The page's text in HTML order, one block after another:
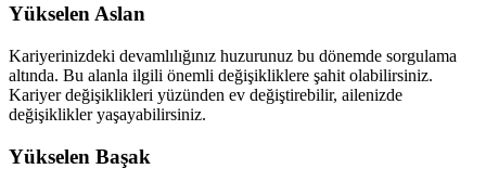
Yükselen Aslan
Kariyerinizdeki devamlılığınız huzurunuz bu dönemde sorgulama
altında. Bu alanla ilgili önemli değişikliklere şahit olabilirsiniz.
Kariyer değişiklikleri yüzünden ev değiştirebilir, ailenizde
değişiklikler yaşayabilirsiniz.
Yükselen Başak